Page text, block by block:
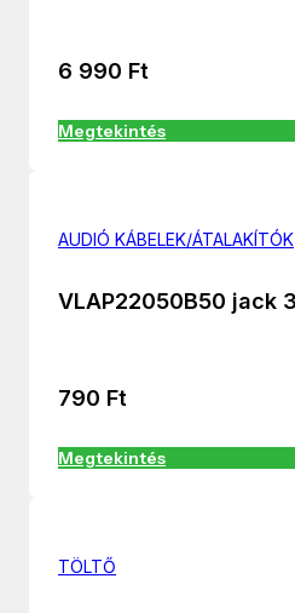
6 990 Ft
Megtekintés
AUDIÓ KÁBELEK/ÁTALAKÍTÓK
VLAP22050B50 jack
790 Ft
Megtekintés
TÖLTŐ